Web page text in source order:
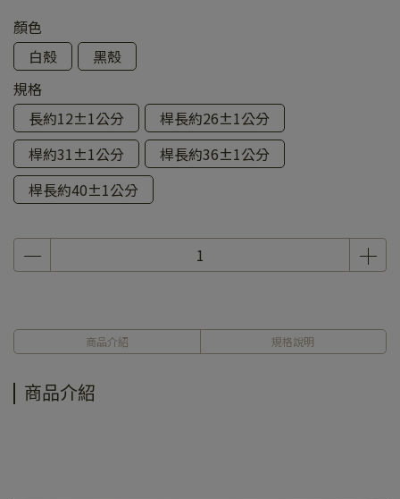
顏色
白殼
黑殼
規格
長約12±1公分
桿長約26±1公分
桿約31±1公分
桿長約36±1公分
桿長約40±1公分
商品介紹 規格說明
商品介紹